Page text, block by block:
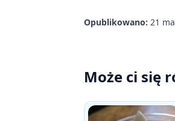
Opublikowano: 21
Może ci się